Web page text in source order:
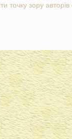
точку зору авторів